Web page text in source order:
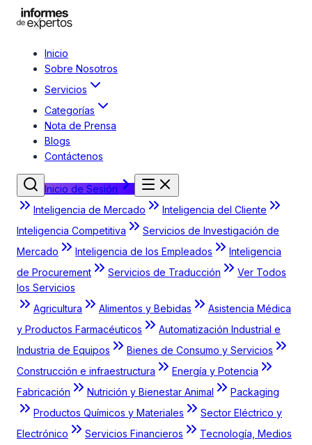
Inicio
Sobre Nosotros
Servicios
Categorías
Nota de Prensa
Blogs
Contáctenos
Inicio de Sesión
Inteligencia de Mercado
Inteligencia del Cliente
Inteligencia Competitiva
Servicios de Investigación de
Mercado
Inteligencia de los Empleados
Inteligencia
de Procurement
Servicios de Traducción
Ver Todos
los Servicios
Agricultura
Alimentos y Bebidas
Asistencia Médica
y Productos Farmacéuticos
Automatización Industrial e
Industria de Equipos
Bienes de Consumo y Servicios
Construcción e infraestructura
Energía y Potencia
Fabricación
Nutrición y Bienestar Animal
Packaging
Productos Químicos y Materiales
Sector Eléctrico y
Electrónico
Servicios Financieros
Tecnología, Medios